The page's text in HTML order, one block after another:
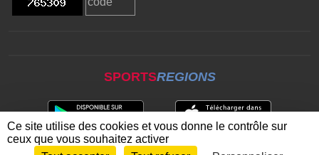
SPORTSREGIONS
Ce site utilise des cookies et vous donne le contrôle sur
ceux que vous souhaitez activer